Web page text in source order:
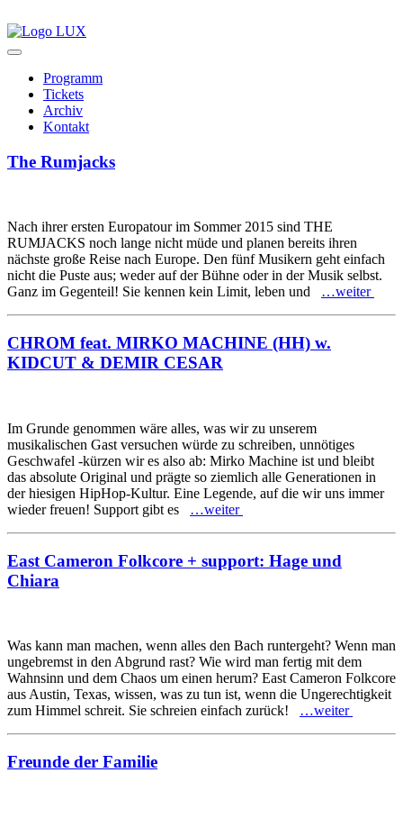
Programm
Tickets
Archiv
Kontakt
The Rumjacks
Nach ihrer ersten Europatour im Sommer 2015 sind THE
RUMJACKS noch lange nicht müde und planen bereits ihren
nächste große Reise nach Europe. Den fünf Musikern geht einfach
nicht die Puste aus; weder auf der Bühne oder in der Musik selbst.
Ganz im Gegenteil! Sie kennen kein Limit, leben und …weiter
CHROM feat. MIRKO MACHINE (HH) w.
KIDCUT & DEMIR CESAR
Im Grunde genommen wäre alles, was wir zu unserem
musikalischen Gast versuchen würde zu schreiben, unnötiges
Geschwafel -kürzen wir es also ab: Mirko Machine ist und bleibt
das absolute Original und prägte so ziemlich alle Generationen in
der hiesigen HipHop-Kultur. Eine Legende, auf die wir uns immer
wieder freuen! Support gibt es …weiter
East Cameron Folkcore + support: Hage und
Chiara
Was kann man machen, wenn alles den Bach runtergeht? Wenn man
ungebremst in den Abgrund rast? Wie wird man fertig mit dem
Wahnsinn und dem Chaos um einen herum? East Cameron Folkcore
aus Austin, Texas, wissen, was zu tun ist, wenn die Ungerechtigkeit
zum Himmel schreit. Sie schreien einfach zurück! …weiter
Freunde der Familie